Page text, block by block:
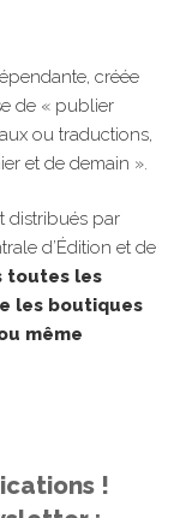
créée
de « publier
ou traductions,
et de demain ».
distribués par
d’Édition et de
toutes les
les boutiques
même
!